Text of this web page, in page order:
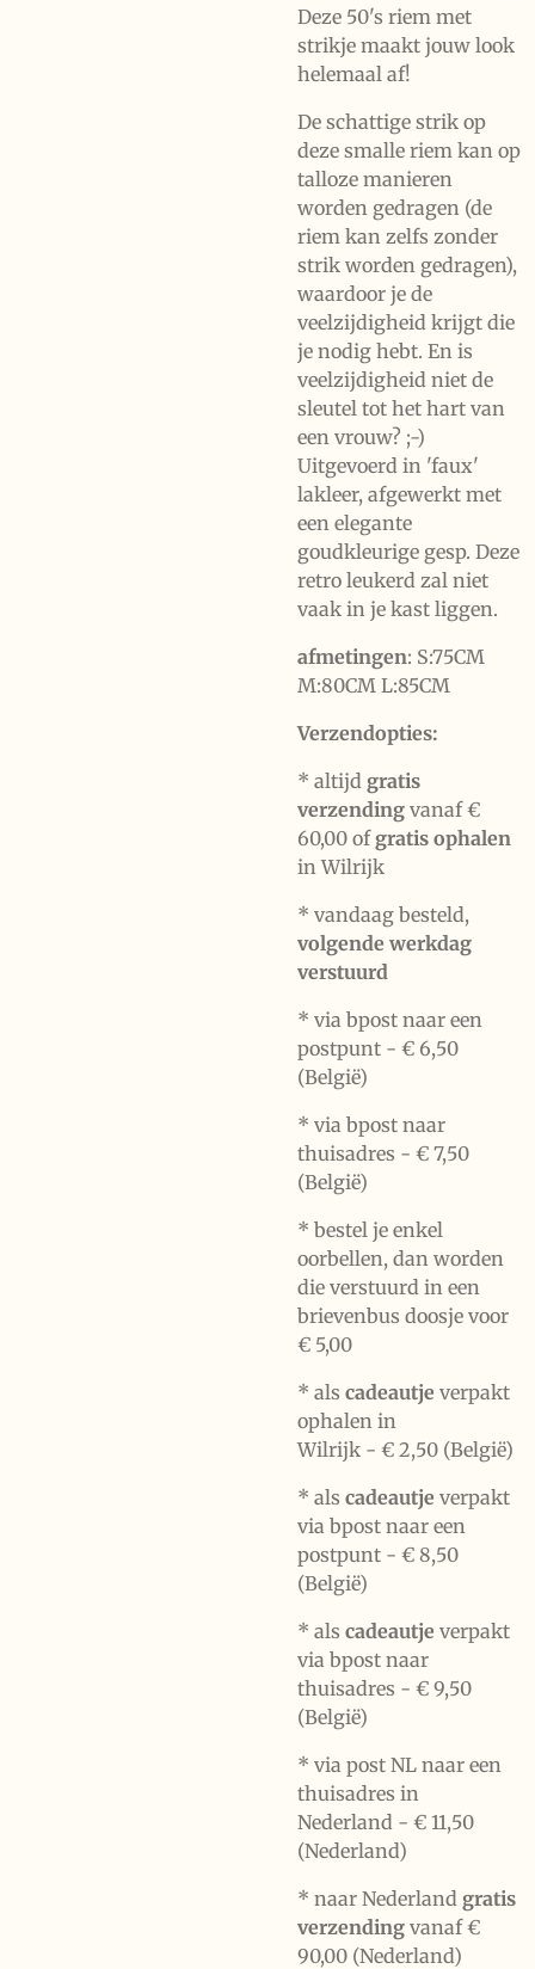
Deze 50's riem met
strikje maakt jouw look
helemaal af!
De schattige strik op
deze smalle riem kan op
talloze manieren
worden gedragen (de
riem kan zelfs zonder
strik worden gedragen),
waardoor je de
veelzijdigheid krijgt die
je nodig hebt. En is
veelzijdigheid niet de
sleutel tot het hart van
een vrouw? ;-)
Uitgevoerd in 'faux'
lakleer, afgewerkt met
een elegante
goudkleurige gesp. Deze
retro leukerd zal niet
vaak in je kast liggen.
afmetingen: S:75CM
M:80CM L:85CM
Verzendopties:
* altijd gratis
verzending vanaf €
60,00 ofgratis ophalen
in Wilrijk
* vandaag besteld,
volgende werkdag
verstuurd
* via bpost naar een
postpunt - € 6,50
(België)
* via bpost naar
thuisadres - € 7,50
(België)
* bestel je enkel
oorbellen, dan worden
die verstuurd in een
brievenbus doosje voor
€ 5,00
* als cadeautje verpakt
ophalen in
Wilrijk - € 2,50 (België)
* als cadeautje verpakt
via bpost naar een
postpunt - € 8,50
(België)
* als cadeautje verpakt
via bpost naar
thuisadres - € 9,50
(België)
* via post NL naar een
thuisadres in
Nederland - € 11,50
(Nederland)
* naar Nederland gratis
verzending vanaf €
90,00 (Nederland)